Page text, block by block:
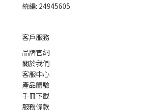
統編: 24945605
客戶服務
品牌官網
關於我們
客服中心
產品體驗
手冊下載
服務條款